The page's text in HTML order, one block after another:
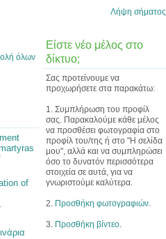
όλων
of
Λήψη σήματος
Είστε νέο μέλος στο
δίκτυο;
Σας προτείνουμε να
προχωρήσετε στα παρακάτω:
1. Συμπλήρωση του προφίλ
σας. Παρακαλούμε κάθε μέλος
να προσθέσει φωτογραφία στο
προφίλ του/της ή στο "Η σελίδα
μου", αλλά και να συμπληρώσει
όσο το δυνατόν περισσότερα
στοιχεία σε αυτά, για να
γνωριστούμε καλύτερα.
2. Προσθήκη φωτογραφιών.
3. Προσθήκη βίντεο.